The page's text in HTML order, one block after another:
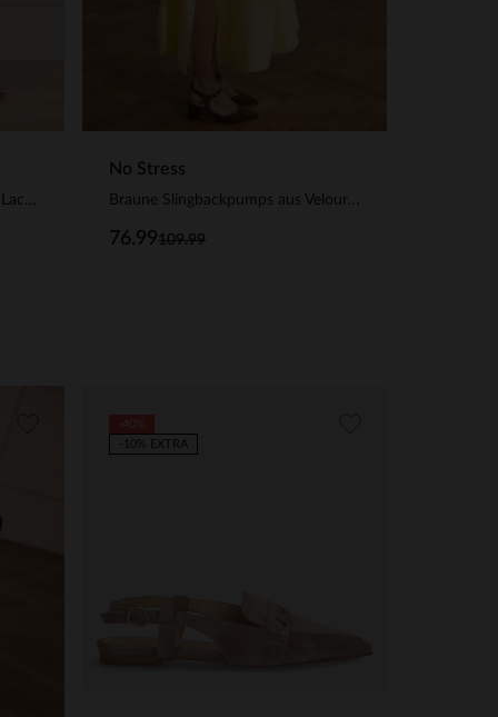
Dunkelbraune Sandaletten aus Lackleder
No Stress
Braune Slingbackpumps aus Veloursleder
109.99
76.99
-10% EXTRA